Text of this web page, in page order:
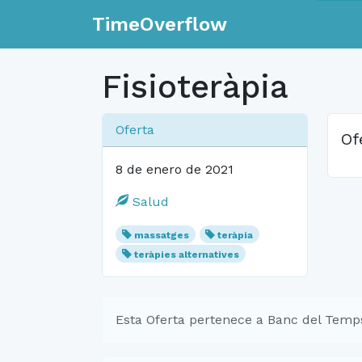
TimeOverflow
Fisioteràpia
Oferta
8 de enero de 2021
Salud
massatges
teràpia
teràpies alternatives
Esta Oferta pertenece a Banc del